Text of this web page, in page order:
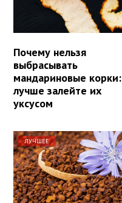
Почему нельзя
выбрасывать
мандариновые корки:
лучше залейте их
уксусом
ЛУЧШЕЕ